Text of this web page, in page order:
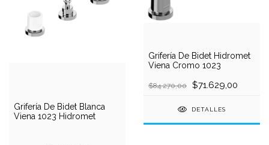
Grifería De Bidet Blanca
Viena 1023 Hidromet
Grifería De Bidet Hidromet
Viena Cromo 1023
$84.270,00 $71.629,00
DETALLES